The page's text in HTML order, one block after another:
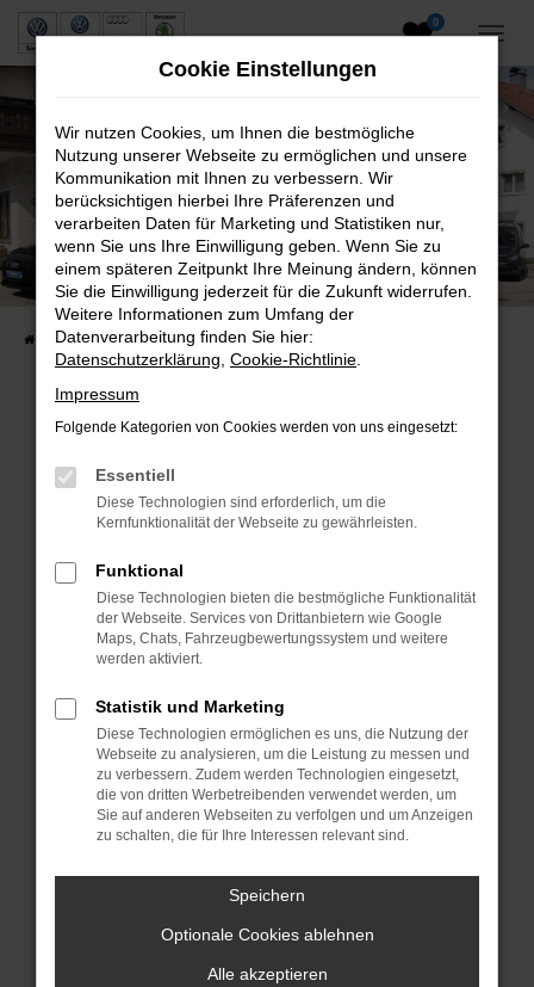
Zum
0
Neuwagen und Gebrauchtwagen
VW, VW Nutzfahrzeuge, Audi & Skoda
Startseite Fahrzeuge Fahrzeugsuche
Beim Laden ist ein Fehler aufgetreten.
Hier sind ein paar Tipps, die dir helfen können:
Überprüfe deine Firewall und deine
Internetverbindung.
Laden andere Webseiten, zum Beispiel deine
Suchmaschine?
Manche Erweiterungen, wie Werbeblocker,
können das Laden bestimmter Seiten
verhindern. Funktioniert die Seite in einem
anderen Browser oder in einem privaten
Fenster?
Starte dein Gerät neu.
Das kann manchmal helfen, vorübergehende
Probleme zu beheben.
Stelle sicher, dass dein Browser und dein
Cookie Einstellungen
Wir nutzen Cookies, um Ihnen die bestmögliche
Nutzung unserer Webseite zu ermöglichen und unsere
Kommunikation mit Ihnen zu verbessern. Wir
berücksichtigen hierbei Ihre Präferenzen und
verarbeiten Daten für Marketing und Statistiken nur,
wenn Sie uns Ihre Einwilligung geben. Wenn Sie zu
einem späteren Zeitpunkt Ihre Meinung ändern, können
Sie die Einwilligung jederzeit für die Zukunft widerrufen.
Weitere Informationen zum Umfang der
Datenverarbeitung finden Sie hier:
Datenschutzerklärung Cookie-Richtlinie
Impressum
Folgende Kategorien von Cookies werden von uns eingesetzt:
Essentiell
Diese Technologien sind erforderlich, um die
Kernfunktionalität der Webseite zu gewährleisten.
Funktional
Diese Technologien bieten die bestmögliche Funktionalität
der Webseite. Services von Drittanbietern wie Google
Maps, Chats, Fahrzeugbewertungssystem und weitere
werden aktiviert.
Statistik und Marketing
Diese Technologien ermöglichen es uns, die Nutzung der
Webseite zu analysieren, um die Leistung zu messen und
zu verbessern. Zudem werden Technologien eingesetzt,
die von dritten Werbetreibenden verwendet werden, um
Sie auf anderen Webseiten zu verfolgen und um Anzeigen
zu schalten, die für Ihre Interessen relevant sind.
Speichern
Optionale Cookies ablehnen
Alle akzeptieren